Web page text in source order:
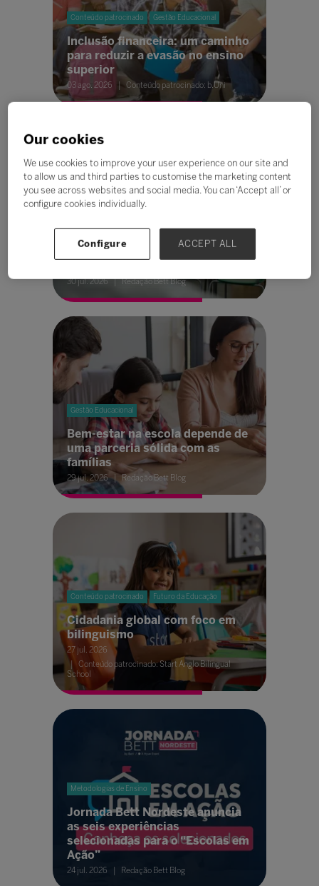
Conteúdo patrocinado Gestão Educacional
Inclusão financeira: um caminho
para reduzir a evasão no ensino
superior
03 ago. 2026 Conteúdo patrocinado: b.Uni
Nova NR-1 reforça a importância
da psicologia escolar no cuidado
30 jul. 2026 Redação Bett Blog
Gestão Educacional
Bem-estar na escola depende de
uma parceria sólida com as
famílias
29 jul. 2026 Redação Bett Blog
Conteúdo patrocinado Futuro da Educação
Cidadania global com foco em
bilinguismo
27 jul. 2026
Conteúdo patrocinado: Start Anglo Bilingual
School
Metodologias de Ensino
Jornada Bett Nordeste anuncia
as seis experiências
selecionadas para o “Escolas em
Ação”
24 jul. 2026 Redação Bett Blog
Our cookies
We use cookies to improve your user experience on our site and
to allow us and third parties to customise the marketing content
you see across websites and social media. You can ‘Accept all’ or
configure cookies individually.
Configure ACCEPT ALL